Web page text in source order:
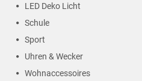
LED Deko Licht
Schule
Sport
Uhren & Wecker
Wohnaccessoires